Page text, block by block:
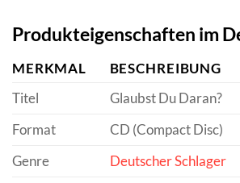
Produkteigenschaften im
MERKMAL
BESCHREIBUNG
Titel
Glaubst Du Daran?
Format
CD (Compact Disc)
Genre
Deutscher Schlager